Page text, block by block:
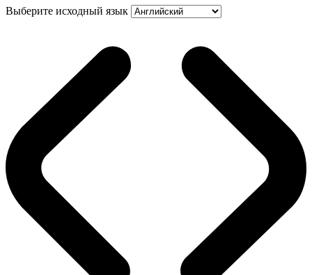
Выберите исходный язык